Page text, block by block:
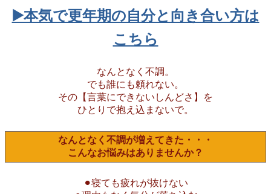
▶️本気で更年期の自分と向き合い方は
こちら
なんとなく不調。
でも誰にも頼れない。
その【言葉にできないしんどさ】を
ひとりで抱え込まないで。
なんとなく不調が増えてきた・・・
こんなお悩みはありませんか？
⚫︎寝ても疲れが抜けない